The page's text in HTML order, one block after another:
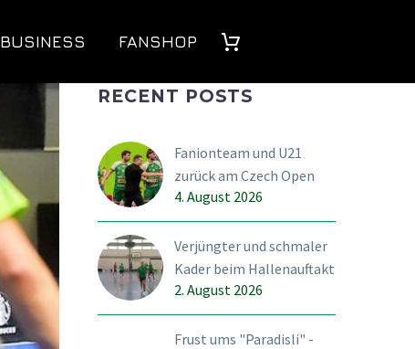
BUSINESS FANSHOP
RECENT POSTS
Fanionteam und U21
zurück am Czech Open
4. August 2026
Verjüngter und schmaler
Kader beim Hallenauftakt
2. August 2026
Frust ums "Paradisli" -